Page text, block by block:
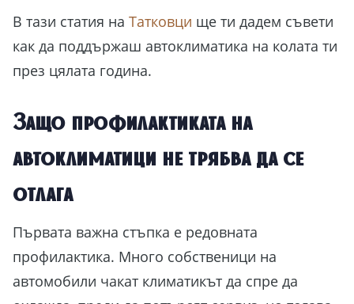
В тази статия на Татковци ще ти дадем съвети
как да поддържаш автоклиматика на колата ти
през цялата година.
Защо профилактиката на
автоклиматици не трябва да се
отлага
Първата важна стъпка е редовната
профилактика. Много собственици на
автомобили чакат климатикът да спре да